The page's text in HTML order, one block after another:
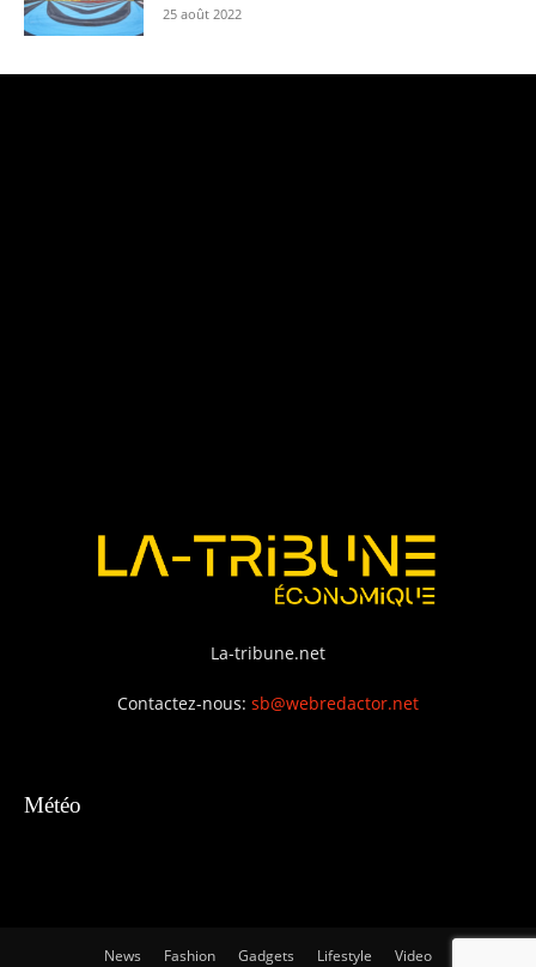
25 août 2022
La-tribune.net
Contactez-nous: sb@webredactor.net
Météo
News Fashion Gadgets Lifestyle Video